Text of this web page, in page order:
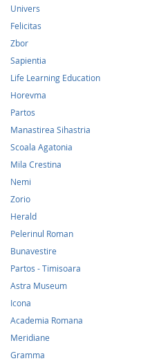
Univers
Felicitas
Zbor
Sapientia
Life Learning Education
Horevma
Partos
Manastirea Sihastria
Scoala Agatonia
Mila Crestina
Nemi
Zorio
Herald
Pelerinul Roman
Bunavestire
Partos - Timisoara
Astra Museum
Icona
Academia Romana
Meridiane
Gramma